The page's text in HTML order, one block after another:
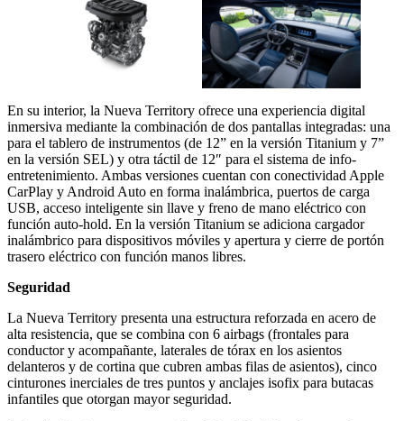
En su interior, la Nueva Territory ofrece una experiencia digital
inmersiva mediante la combinación de dos pantallas integradas: una
para el tablero de instrumentos (de 12” en la versión Titanium y 7”
en la versión SEL) y otra táctil de 12″ para el sistema de info-
entretenimiento. Ambas versiones cuentan con conectividad Apple
CarPlay y Android Auto en forma inalámbrica, puertos de carga
USB, acceso inteligente sin llave y freno de mano eléctrico con
función auto-hold. En la versión Titanium se adiciona cargador
inalámbrico para dispositivos móviles y apertura y cierre de portón
trasero eléctrico con función manos libres.
Seguridad
La Nueva Territory presenta una estructura reforzada en acero de
alta resistencia, que se combina con 6 airbags (frontales para
conductor y acompañante, laterales de tórax en los asientos
delanteros y de cortina que cubren ambas filas de asientos), cinco
cinturones inerciales de tres puntos y anclajes isofix para butacas
infantiles que otorgan mayor seguridad.